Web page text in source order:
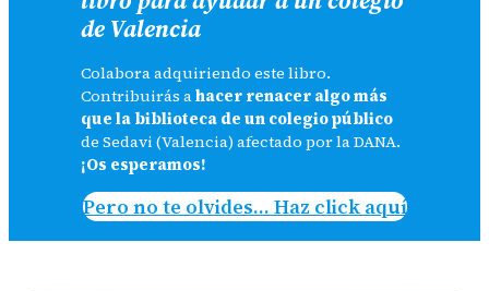
de Valencia
Colabora adquiriendo este libro.
Contribuirás ahacer renacer algo más
que la biblioteca de un colegio público
de Sedavi (Valencia) afectado por la DANA.
¡Os esperamos!
Pero no te olvides… Haz click aquí